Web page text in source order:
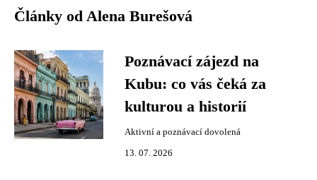
Články od Alena Burešová
Poznávací zájezd na
Kubu: co vás čeká za
kulturou a historií
Aktivní a poznávací dovolená
13. 07. 2026